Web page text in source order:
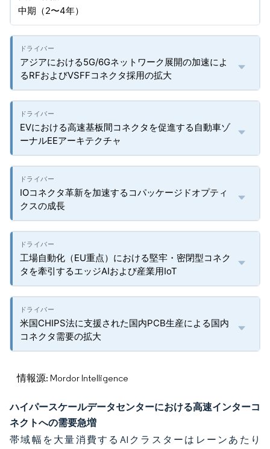
中期（2〜4年）
アジアにおける5G/6Gネットワーク展開の加速によ
るRFおよびVSFFコネクタ採用の拡大
EVにおける高速基板間コネクタを促進する自動車ゾ
ーナルEEアーキテクチャ
IOコネクタ革新を加速するコパッケージドオプティ
クスの成長
工場自動化（EU重点）における堅牢・密閉型コネク
タを牽引するエッジAIおよび産業用IoT
米国CHIPS法に支援された国内PCB生産による国内
コネクタ需要の拡大
情報源: Mordor Intelligence
ハイパースケールデータセンターにおける高速インターコ
ネクトへの需要急増
帯域幅を大量消費するAIクラスターはレーンあたり